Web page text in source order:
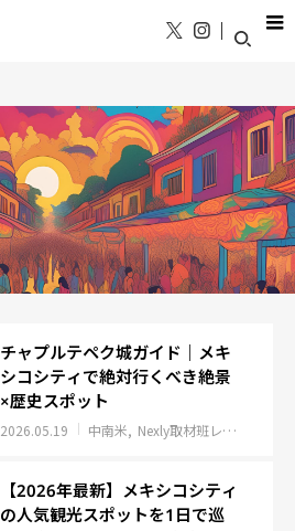
チャプルテペク城ガイド｜メキ
シコシティで絶対行くべき絶景
×歴史スポット
2026.05.19 中南米 Nexly取材班レポート
【2026年最新】メキシコシティ
の人気観光スポットを1日で巡